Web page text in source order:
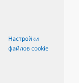
Настройки
файлов cookie